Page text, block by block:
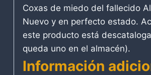
Coxas de miedo del fallecido
Nuevo y en perfecto estado.
este producto está
queda uno en el almacén).
Información